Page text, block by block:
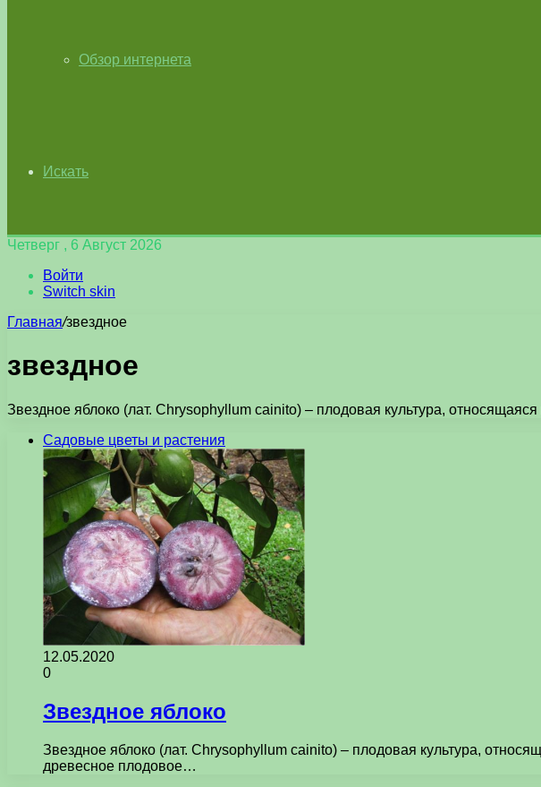
Обзор интернета
Искать
Четверг , 6 Август 2026
Войти
Switch skin
Главная/звездное
звездное
Звездное яблоко (лат. Chrysophyllum cainito) – плодовая культура,
Садовые цветы и растения
12.05.2020
0
Звездное яблоко
Звездное яблоко (лат. Chrysophyllum cainito) – плодовая культура,
древесное плодовое…